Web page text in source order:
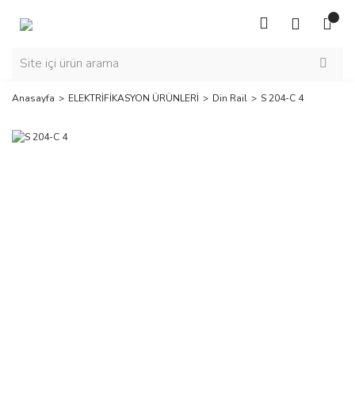
Anasayfa ELEKTRİFİKASYON ÜRÜNLERİ Din Rail S 204-C 4